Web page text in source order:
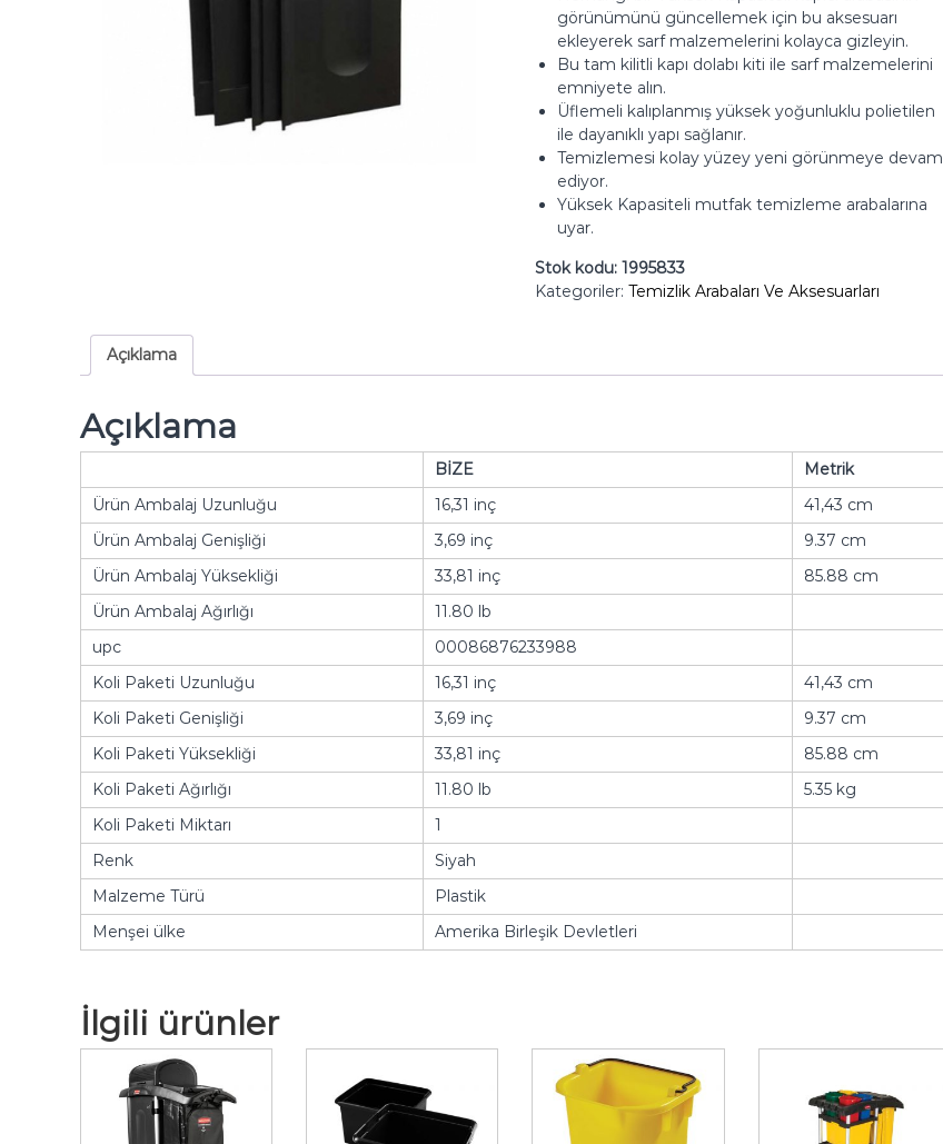
görünümünü güncellemek için bu aksesuarı
ekleyerek sarf malzemelerini kolayca gizleyin.
Bu tam kilitli kapı dolabı kiti ile sarf malzemelerini
emniyete alın.
Üflemeli kalıplanmış yüksek yoğunluklu polietilen
ile dayanıklı yapı sağlanır.
Temizlemesi kolay yüzey yeni görünmeye devam
ediyor.
Yüksek Kapasiteli mutfak temizleme arabalarına
uyar.
Stok kodu: 1995833
Kategoriler: Temizlik Arabaları Ve Aksesuarları
Açıklama
Açıklama
BİZE
Metrik
Ürün Ambalaj Uzunluğu
16,31 inç
41,43 cm
Ürün Ambalaj Genişliği
3,69 inç
9.37 cm
Ürün Ambalaj Yüksekliği
33,81 inç
85.88 cm
Ürün Ambalaj Ağırlığı
11.80 lb
upc
00086876233988
Koli Paketi Uzunluğu
16,31 inç
41,43 cm
Koli Paketi Genişliği
3,69 inç
9.37 cm
Koli Paketi Yüksekliği
33,81 inç
85.88 cm
Koli Paketi Ağırlığı
11.80 lb
5.35 kg
Koli Paketi Miktarı
1
Renk
Siyah
Malzeme Türü
Plastik
Menşei ülke
Amerika Birleşik Devletleri
İlgili ürünler